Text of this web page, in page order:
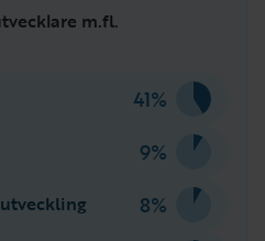
m.fl.
41%
9%
8%